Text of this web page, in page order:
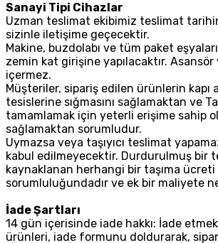
Sanayi Tipi Cihazlar
Uzman teslimat ekibimiz teslimat
sizinle iletişime geçecektir.
Makine, buzdolabı ve tüm paket
zemin kat girişine yapılacaktır.
içermez.
Müşteriler, sipariş edilen ürünlerin kapı
tesislerine sığmasını sağlamaktan ve
tamamlamak için yeterli erişime sahip
sağlamaktan sorumludur.
Uymazsa veya taşıyıcı teslimat
kabul edilmeyecektir. Durdurulmuş bir
kaynaklanan herhangi bir taşıma
sorumluluğundadır ve ek bir maliyete
İade Şartları
14 gün içerisinde iade hakkı: İade
ürünleri, iade formunu doldurarak,